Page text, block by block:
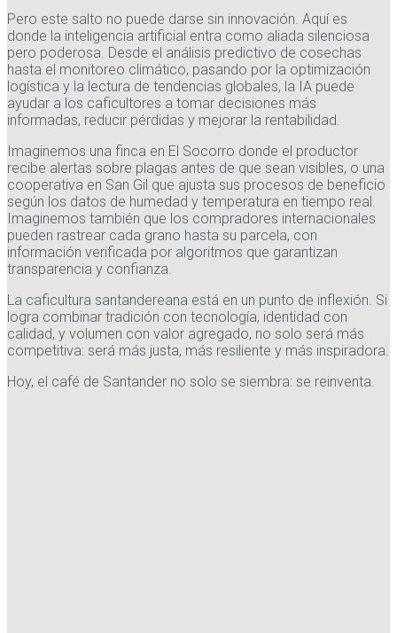
Pero este salto no puede darse sin innovación. Aquí es
donde la inteligencia artificial entra como aliada silenciosa
pero poderosa. Desde el análisis predictivo de cosechas
hasta el monitoreo climático, pasando por la optimización
logística y la lectura de tendencias globales, la IA puede
ayudar a los caficultores a tomar decisiones más
informadas, reducir pérdidas y mejorar la rentabilidad.
Imaginemos una finca en El Socorro donde el productor
recibe alertas sobre plagas antes de que sean visibles, o una
cooperativa en San Gil que ajusta sus procesos de beneficio
según los datos de humedad y temperatura en tiempo real.
Imaginemos también que los compradores internacionales
pueden rastrear cada grano hasta su parcela, con
información verificada por algoritmos que garantizan
transparencia y confianza.
La caficultura santandereana está en un punto de inflexión. Si
logra combinar tradición con tecnología, identidad con
calidad, y volumen con valor agregado, no solo será más
competitiva: será más justa, más resiliente y más inspiradora.
Hoy, el café de Santander no solo se siembra: se reinventa.